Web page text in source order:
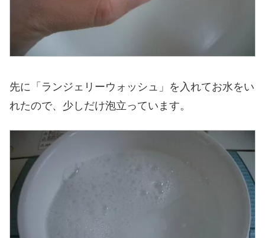
先に「ランジェリーウォッシュ」を入れてお水をい
れたので、少しだけ泡立っています。